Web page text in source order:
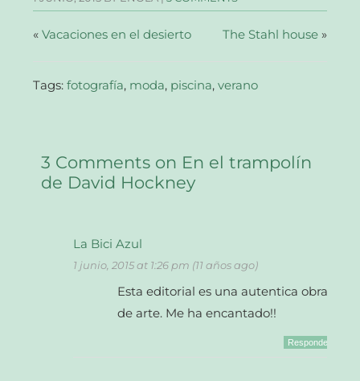
nueva) nueva) nueva) amigo
«Vacaciones en el desierto The Stahl house»
Tags:fotografía, moda, piscina,verano
3 Comments on En el trampolín
de David Hockney
La Bici Azul
1 junio, 2015 at 1:26 pm (11 años ago)
Esta editorial es una autentica obra
de arte. Me ha encantado!!
Responder